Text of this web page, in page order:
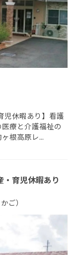
児休暇あり】看護
療と介護福祉の
根高原レ...
育児休暇あり
ご）